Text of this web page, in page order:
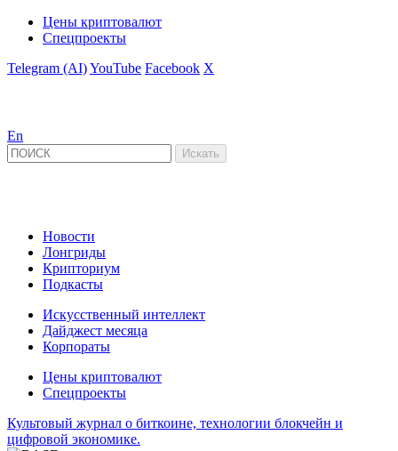
Цены криптовалют
Спецпроекты
Telegram (AI)YouTube Facebook X
En
Новости
Лонгриды
Крипториум
Подкасты
Искусственный интеллект
Дайджест месяца
Корпораты
Цены криптовалют
Спецпроекты
Культовый журнал о биткоине, технологии блокчейн и
цифровой экономике.